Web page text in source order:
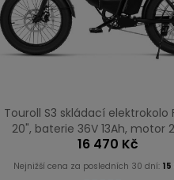
Touroll S3 skládací elektrokolo
20", baterie 36V 13Ah, motor
Shimano 7 rychlostí, step-
– černé
16 470 Kč
Nejnižší cena za posledních 30 dní: